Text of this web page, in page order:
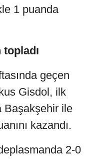
1 puanda
geçen
Gisdol, ilk
Başakşehir ile
kazandı.
2-0